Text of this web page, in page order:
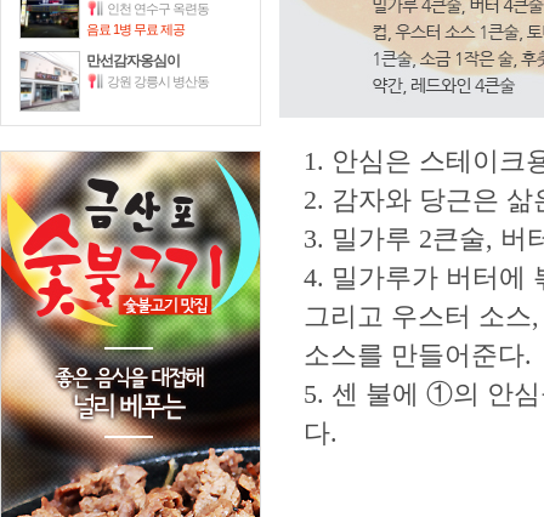
인천 연수구 옥련동
음료 1병 무료 제공
만선감자옹심이
강원 강릉시 병산동
1. 안심은 스테이크
2. 감자와 당근은
3. 밀가루 2큰술, 버
4. 밀가루가 버터에
그리고 우스터 소스
소스를 만들어준다.
5. 센 불에 ①의 안
다.